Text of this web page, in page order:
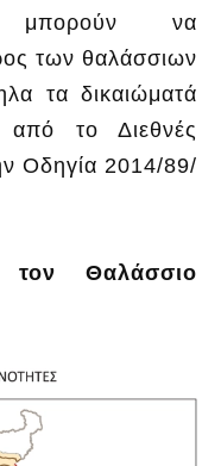
μπορούν να
των θαλάσσιων
τα δικαιώματά
το Διεθνές
Οδηγία 2014/89/
Θαλάσσιο